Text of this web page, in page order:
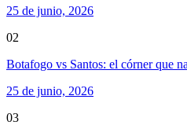
25 de junio, 2026
02
Botafogo vs Santos: el córner que
25 de junio, 2026
03